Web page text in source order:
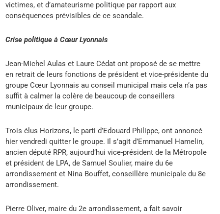
victimes, et d’amateurisme politique par rapport aux
conséquences prévisibles de ce scandale.
Crise politique à Cœur Lyonnais
Jean-Michel Aulas et Laure Cédat ont proposé de se mettre
en retrait de leurs fonctions de président et vice-présidente du
groupe Cœur Lyonnais au conseil municipal mais cela n’a pas
suffit à calmer la colère de beaucoup de conseillers
municipaux de leur groupe.
Trois élus Horizons, le parti d’Edouard Philippe, ont annoncé
hier vendredi quitter le groupe. Il s’agit d’Emmanuel Hamelin,
ancien député RPR, aujourd’hui vice-président de la Métropole
et président de LPA, de Samuel Soulier, maire du 6e
arrondissement et Nina Bouffet, conseillère municipale du 8e
arrondissement.
Pierre Oliver, maire du 2e arrondissement, a fait savoir